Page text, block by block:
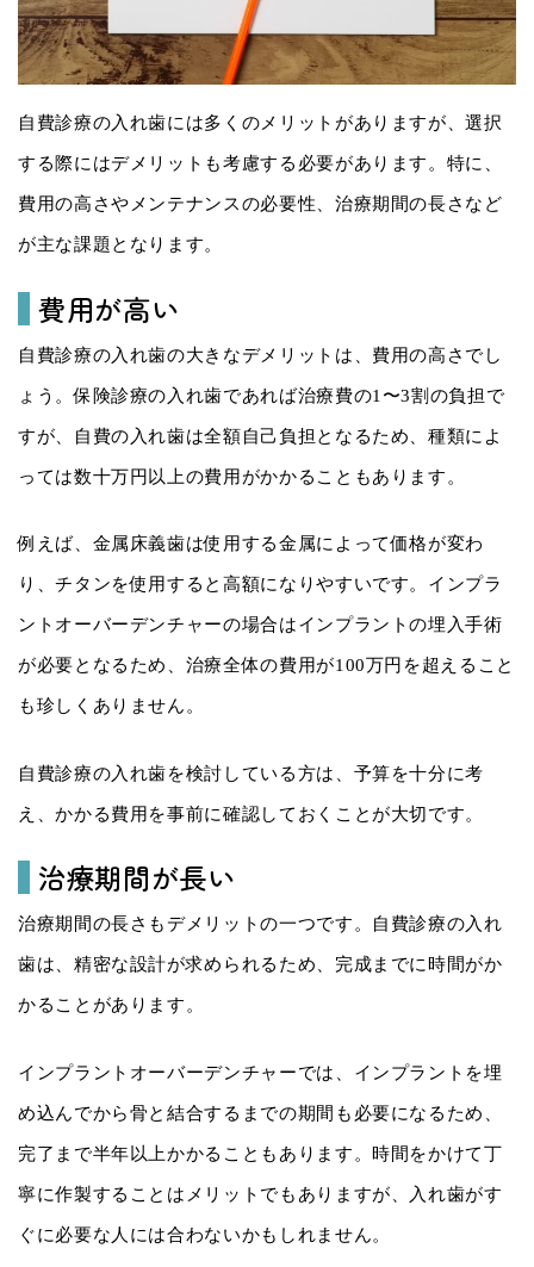
自費診療の入れ歯には多くのメリットがありますが、選択
する際にはデメリットも考慮する必要があります。特に、
費用の高さやメンテナンスの必要性、治療期間の長さなど
が主な課題となります。
費用が高い
自費診療の入れ歯の大きなデメリットは、費用の高さでし
ょう。保険診療の入れ歯であれば治療費の1〜3割の負担で
すが、自費の入れ歯は全額自己負担となるため、種類によ
っては数十万円以上の費用がかかることもあります。
例えば、金属床義歯は使用する金属によって価格が変わ
り、チタンを使用すると高額になりやすいです。インプラ
ントオーバーデンチャーの場合はインプラントの埋入手術
が必要となるため、治療全体の費用が100万円を超えること
も珍しくありません。
自費診療の入れ歯を検討している方は、予算を十分に考
え、かかる費用を事前に確認しておくことが大切です。
治療期間が長い
治療期間の長さもデメリットの一つです。自費診療の入れ
歯は、精密な設計が求められるため、完成までに時間がか
かることがあります。
インプラントオーバーデンチャーでは、インプラントを埋
め込んでから骨と結合するまでの期間も必要になるため、
完了まで半年以上かかることもあります。時間をかけて丁
寧に作製することはメリットでもありますが、入れ歯がす
ぐに必要な人には合わないかもしれません。